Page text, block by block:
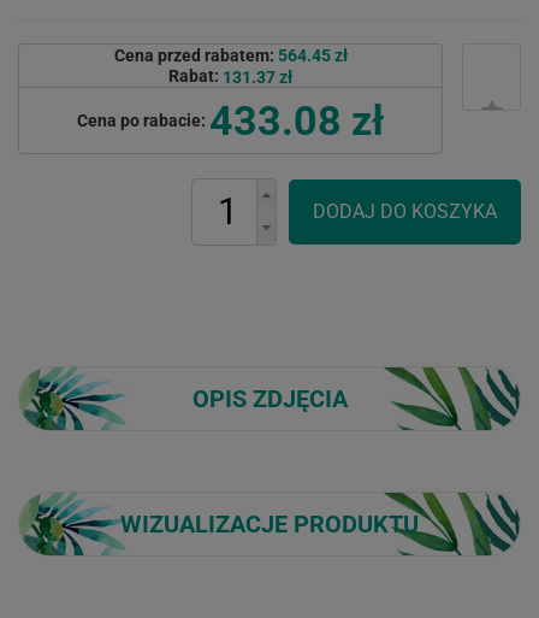
Cena przed rabatem: 564.45 zł
Rabat: 131.37 zł
Cena po rabacie: 433.08 zł
OPIS ZDJĘCIA
WIZUALIZACJE PRODUKTU